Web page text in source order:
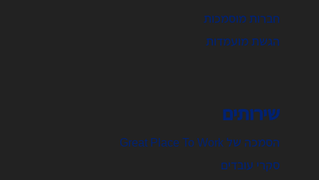
חברות מוסמכות
הגשת מועמדות
שירותים
הסמכה של Great Place To Work
סקרי עובדים